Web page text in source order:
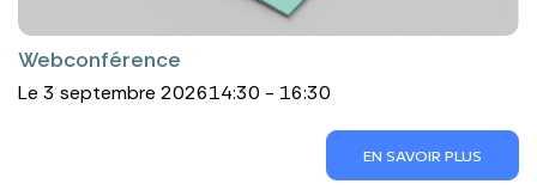
Webconférence
Le 3 septembre 202614:30 - 16:30
EN SAVOIR PLUS